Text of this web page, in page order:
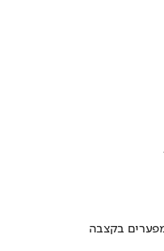
מפערים בקצבה